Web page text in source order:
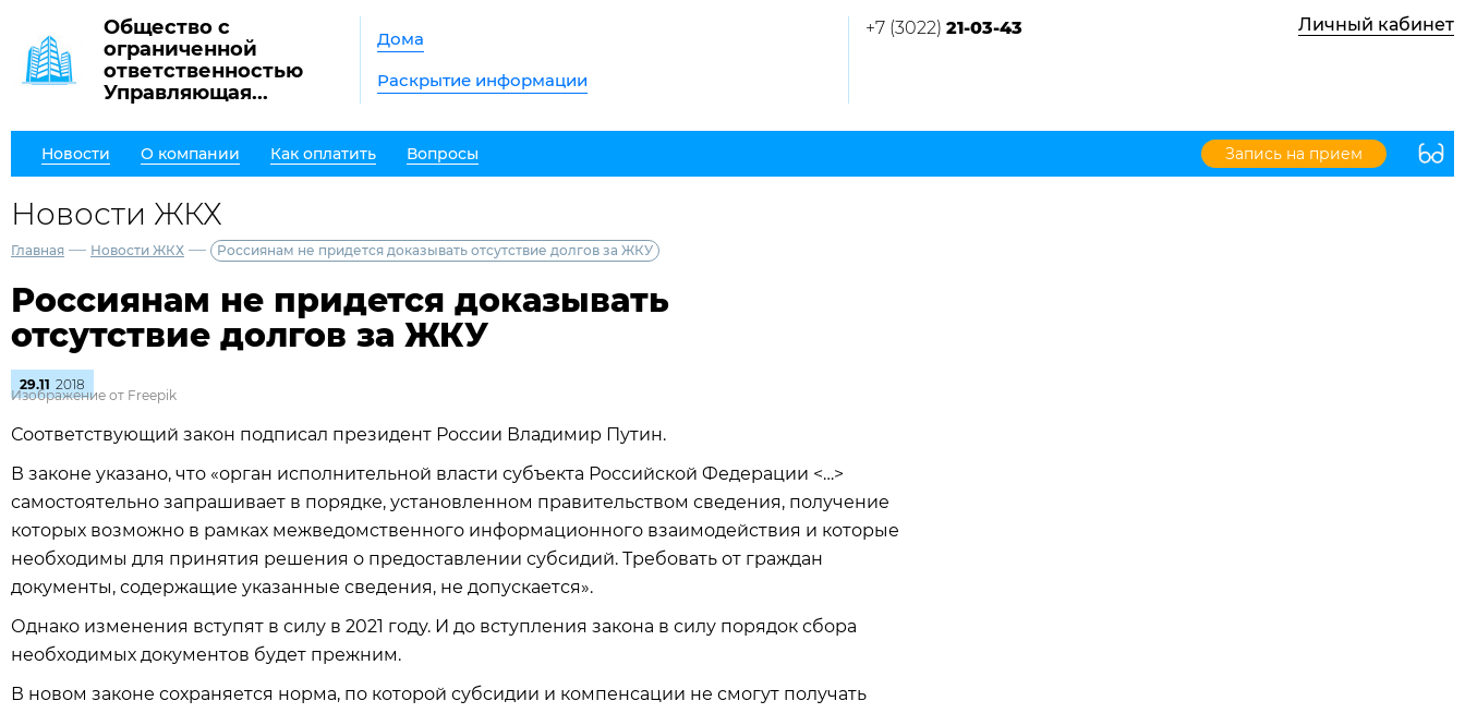
Общество с
ограниченной
ответственностью
Управляющая...
Дома
Раскрытие информации
+7 (3022) 21-03-43 Личный кабинет
Новости О компании Как оплатить Вопросы Запись на прием
Новости ЖКХ
Главная — Новости ЖКХ — Россиянам не придется доказывать отсутствие долгов за ЖКУ
Россиянам не придется доказывать
отсутствие долгов за ЖКУ
29.11 2018
Изображение от Freepik
Соответствующий закон подписал президент России Владимир Путин.
В законе указано, что «орган исполнительной власти субъекта Российской Федерации <…>
самостоятельно запрашивает в порядке, установленном правительством сведения, получение
которых возможно в рамках межведомственного информационного взаимодействия и которые
необходимы для принятия решения о предоставлении субсидий. Требовать от граждан
документы, содержащие указанные сведения, не допускается».
Однако изменения вступят в силу в 2021 году. И до вступления закона в силу порядок сбора
необходимых документов будет прежним.
В новом законе сохраняется норма, по которой субсидии и компенсации не смогут получать